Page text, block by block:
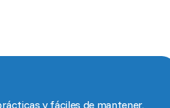
y fáciles de mantener,